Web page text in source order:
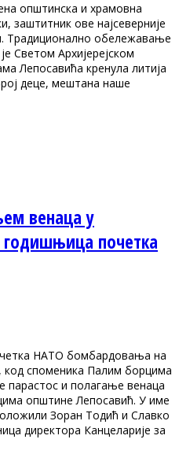
општинска и храмовна
заштитник ове најсеверније
Традиционално обележавање
Светом Архијерејском
Лепосавића кренула литија
деце, мештана наше
венаца у
почетка
НАТО бомбардовања на
код споменика Палим борцима
парастос и полагање венаца
општине Лепосавић. У име
Зоран Тодић и Славко
директора Канцеларије за